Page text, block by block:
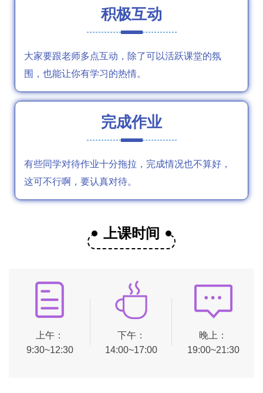
积极互动
大家要跟老师多点互动，除了可以活跃课堂的氛
围，也能让你有学习的热情。
完成作业
有些同学对待作业十分拖拉，完成情况也不算好，
这可不行啊，要认真对待。
上课时间
上午：
9:30~12:30
下午：
14:00~17:00
晚上：
19:00~21:30